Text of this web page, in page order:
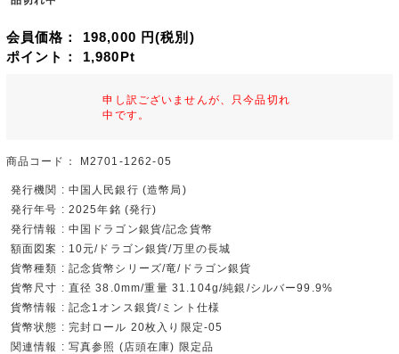
会員価格： 198,000 円(税別)
ポイント： 1,980Pt
申し訳ございませんが、只今品切れ
中です。
商品コード： M2701-1262-05
発行機関 : 中国人民銀行 (造幣局)
発行年号 : 2025年銘 (発行)
発行情報 : 中国ドラゴン銀貨/記念貨幣
額面図案 : 10元/ドラゴン銀貨/万里の長城
貨幣種類 : 記念貨幣シリーズ/竜/ドラゴン銀貨
貨幣尺寸 : 直径 38.0mm/重量 31.104g/純銀/シルバー99.9%
貨幣情報 : 記念1オンス銀貨/ミント仕様
貨幣状態 : 完封ロール 20枚入り限定-05
関連情報 : 写真参照 (店頭在庫) 限定品